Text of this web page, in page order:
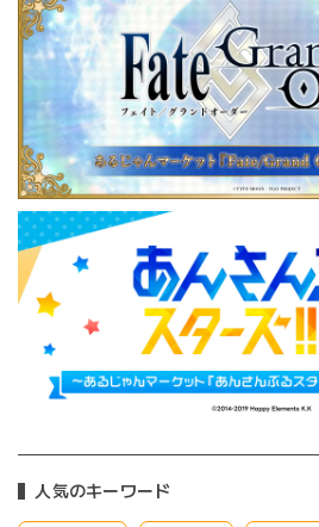
人気のキーワード